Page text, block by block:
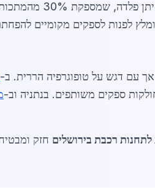
ספקים
לפנות לספקים מקומיים
עם דגש על טופוגרפיה הררית. ב-
ספקים משותפים. בנתניה וב-
רכבת בירושלים חזק